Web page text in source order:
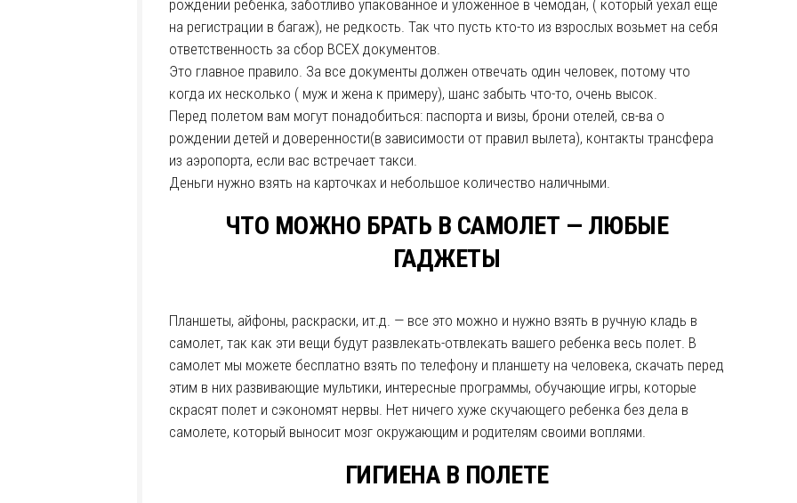
рождении ребенка, заботливо упакованное и уложенное в чемодан, ( который уехал еще
на регистрации в багаж), не редкость. Так что пусть кто-то из взрослых возьмет на себя
ответственность за сбор ВСЕХ документов.
Это главное правило. За все документы должен отвечать один человек, потому что
когда их несколько ( муж и жена к примеру), шанс забыть что-то, очень высок.
Перед полетом вам могут понадобиться: паспорта и визы, брони отелей, св-ва о
рождении детей и доверенности(в зависимости от правил вылета), контакты трансфера
из аэропорта, если вас встречает такси.
Деньги нужно взять на карточках и небольшое количество наличными.
ЧТО МОЖНО БРАТЬ В САМОЛЕТ — ЛЮБЫЕ
ГАДЖЕТЫ
Планшеты, айфоны, раскраски, ит.д. — все это можно и нужно взять в ручную кладь в
самолет, так как эти вещи будут развлекать-отвлекать вашего ребенка весь полет. В
самолет мы можете бесплатно взять по телефону и планшету на человека, скачать перед
этим в них развивающие мультики, интересные программы, обучающие игры, которые
скрасят полет и сэкономят нервы. Нет ничего хуже скучающего ребенка без дела в
самолете, который выносит мозг окружающим и родителям своими воплями.
ГИГИЕНА В ПОЛЕТЕ